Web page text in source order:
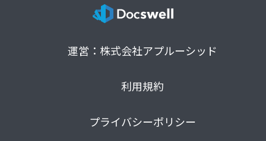
運営：株式会社アプルーシッド
利用規約
プライバシーポリシー